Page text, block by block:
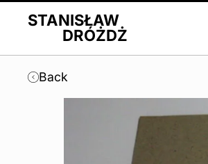
STANISŁAW
DRÓŻDŻ
Back